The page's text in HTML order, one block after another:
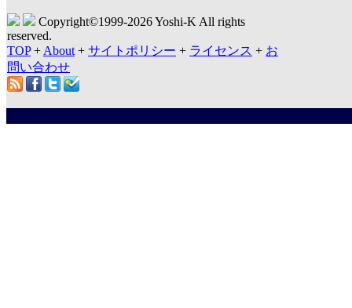
Copyright©1999-2026 Yoshi-K All rights
reserved.
TOP+ About + サイトポリシー + ライセンス + お
問い合わせ